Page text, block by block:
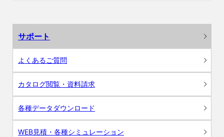
サポート
よくあるご質問
カタログ閲覧・資料請求
各種データダウンロード
WEB見積・各種シミュレーション